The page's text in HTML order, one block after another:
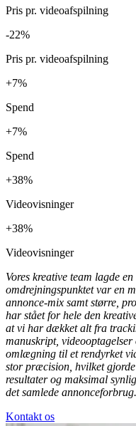
-22%
Pris pr. videoafspilning
-22%
Pris pr. videoafspilning
+7%
Spend
+7%
Spend
+38%
Videovisninger
+38%
Videovisninger
Vores kreative team lagde
omdrejningspunktet var en
annonce-mix samt større,
har stået for hele den
at vi har dækket alt fra
manuskript, videooptagelser
omlægning til et rendyrket
stor præcision, hvilket gjorde
resultater og maksimal
det samlede annonceforbrug.